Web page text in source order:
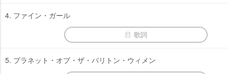
4. ファイン・ガール
歌詞
5. プラネット・オブ・ザ・バリトン・ウィメン